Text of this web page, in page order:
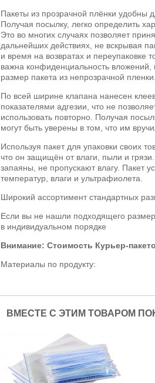
Пакеты из прозрачной плёнки удобны
Получая посылку, легко определить
Это во многих случаях позволяет
дальнейших действиях, не вскрывая
и время на возвратах и переупаковке
важна конфиденциальность
размер пакета из непрозрачной пленки.
По всей ширине клапана нанесен
показателями адгезии, что не
использовать повторно. Получая
могут быть уверены в том, что им
Используя пакет для упаковки своих
что он защищён от влаги, пыли и
запаяны, не пропускают влагу. Пакет
температур, влаги и ультрафиолета.
Широкий ассортимент стандартных
Если вы не нашли подходящего
в индивидуальном порядке
Внимание: Стоимость Курьер-
Материалы по продукту:
ВМЕСТЕ С ЭТИМ ТОВАРОМ